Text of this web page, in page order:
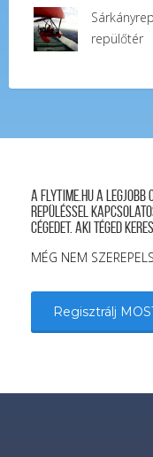
repülőtér
A FLYTIME.HU a
repüléssel
cégedet. Aki téged
MÉG NEM
Regisztrálj